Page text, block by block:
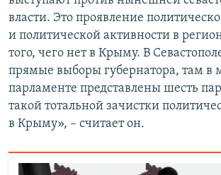
власти. Это проявление
и политической активности в
того, чего нет в Крыму. В
прямые выборы губернатора, там в
парламенте представлены шесть
такой тотальной зачистки
в Крыму», – считает он.